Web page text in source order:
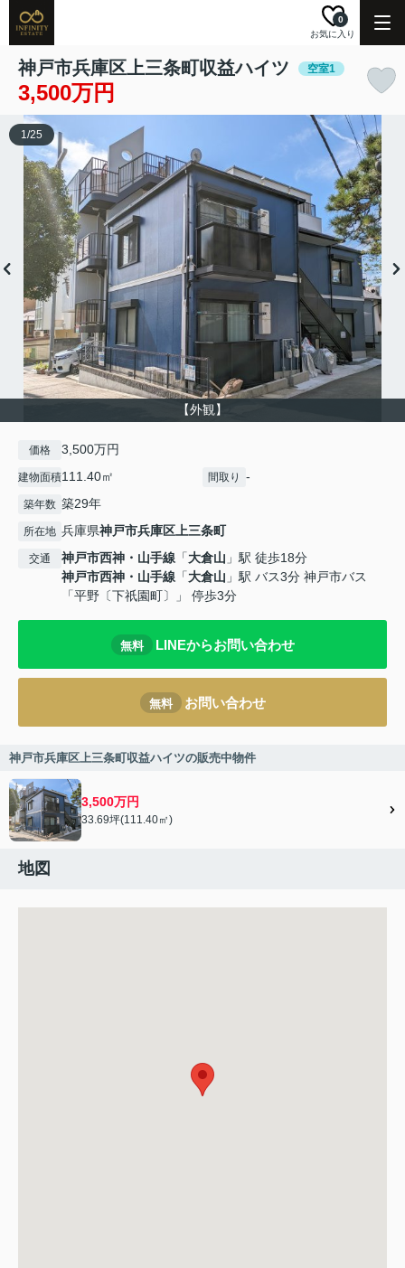
お気に入り
0
神戸市兵庫区上三条町収益ハイツ 空室1
3,500万円
【外観】
1/25
価格 3,500万円
建物面積111.40㎡ 間取り -
築年数 築29年
所在地 兵庫県神戸市兵庫区上三条町
交通 神戸市西神・山手線 「大倉山 」駅 徒歩18分
神戸市西神・山手線 「大倉山 」駅 バス3分 神戸市バス
「平野〔下祇園町〕」 停歩3分
無料 LINEからお問い合わせ
無料 お問い合わせ
神戸市兵庫区上三条町収益ハイツの販売中物件
3,500万円
33.69坪(111.40㎡)
地図